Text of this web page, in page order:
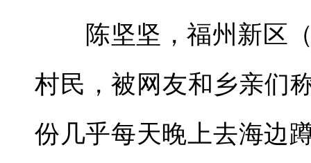
陈坚坚，福州新区（
村民，被网友和乡亲们
份几乎每天晚上去海边